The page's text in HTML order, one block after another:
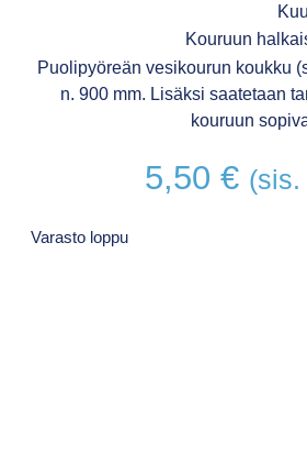
Kouruun
Puolipyöreän vesikourun koukku
n. 900 mm. Lisäksi saatetaan
kouruun
5,50 € (sis.
Varasto loppu